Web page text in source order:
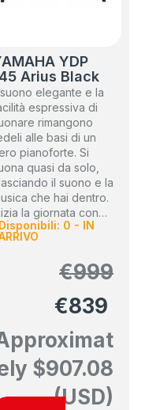
YDP
Arius Black
elegante e la
espressiva di
rimangono
alle basi di un
pianoforte. Si
quasi da solo,
il suono e la
che hai dentro.
la giornata con…
Disponibili: 0 - IN
€999
€839
$907.08
(USD)